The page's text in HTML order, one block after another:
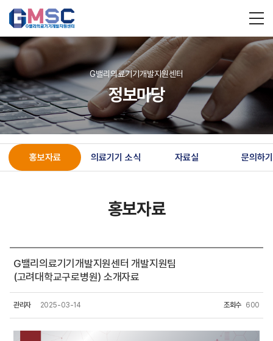
G밸리의료기기개발지원센터
정보마당
홍보자료 의료기기 소식 자료실 문의하기
홍보자료
G밸리의료기기개발지원센터 개발지원팀
(고려대학교구로병원) 소개자료
관리자 2025-03-14 조회수 600